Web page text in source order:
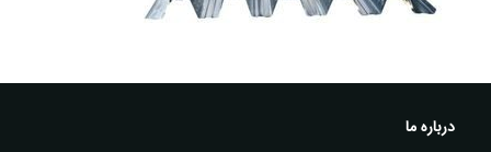
درباره ما